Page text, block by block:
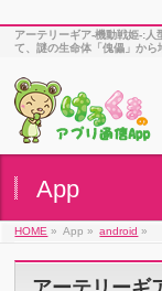
アーテリーギア-機動戦姫-:
て、謎の生命体「傀儡」か
App
HOME » App » android »